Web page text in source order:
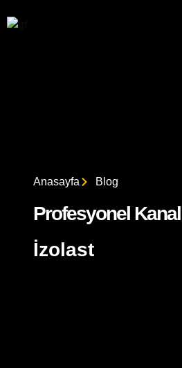
Anasayfa Blog
Profesyonel
İzolast